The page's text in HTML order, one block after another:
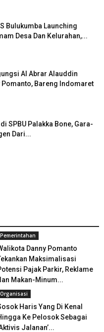
Bulukumba Launching
Desa Dan Kelurahan,...
Al Abrar Alauddin
Pomanto, Bareng Indomaret
SPBU Palakka Bone, Gara-
Dari...
Pemerintahan
Danny Pomanto
Maksimalisasi
Pajak Parkir, Reklame
Makan-Minum...
Organisasi
Haris Yang Di Kenal
Ke Pelosok Sebagai
Jalanan’...